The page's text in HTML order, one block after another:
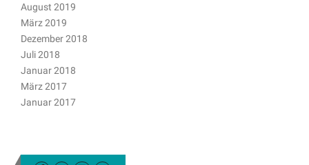
August 2019
März 2019
Dezember 2018
Juli 2018
Januar 2018
März 2017
Januar 2017